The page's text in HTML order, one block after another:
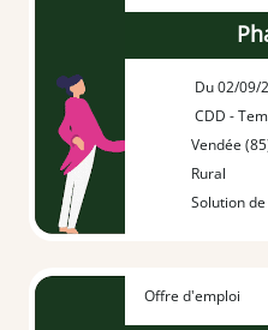
Du 02/09/
CDD -
Vendée
Rural
Solution
Offre d'emploi